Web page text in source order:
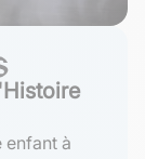
enfant à